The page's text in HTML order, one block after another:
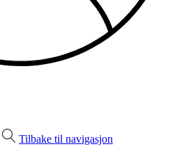
Tilbake til navigasjon